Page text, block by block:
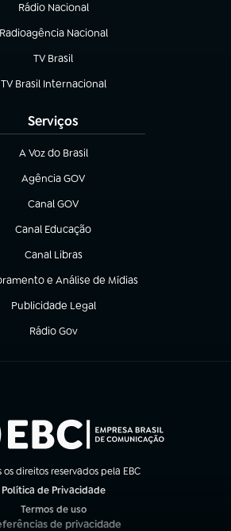
Rádio Nacional
Radioagência Nacional
(abre em nova aba)
TV Brasil
(abre em nova aba)
TV Brasil Internacional
(abre em nova aba)
Serviços
A Voz do Brasil
(abre em nova aba)
Agência GOV
(abre em nova aba)
Canal GOV
(abre em nova aba)
Canal Educação
(abre em nova aba)
Canal Libras
(abre em nova aba)
e Análise de Mídias
nova aba)
Publicidade Legal
(abre em nova aba)
Rádio Gov
(abre em nova aba)
os direitos reservados pela EBC
Política de Privacidade
Termos de uso
(abre em nova aba)
de privacidade